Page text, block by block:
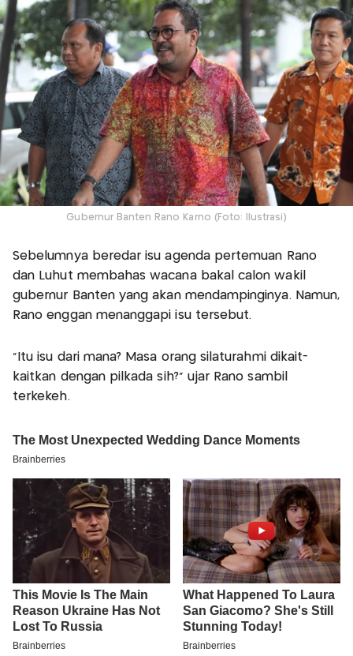
Gubernur Banten Rano Karno (Foto: Ilustrasi)
Sebelumnya beredar isu agenda pertemuan Rano
dan Luhut membahas wacana bakal calon wakil
gubernur Banten yang akan mendampinginya. Namun,
Rano enggan menanggapi isu tersebut.
"Itu isu dari mana? Masa orang silaturahmi dikait-
kaitkan dengan pilkada sih?" ujar Rano sambil
terkekeh.